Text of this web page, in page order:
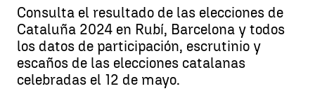
Consulta el resultado de las elecciones de
Cataluña 2024 en Rubí, Barcelona y todos
los datos de participación, escrutinio y
escaños de las elecciones catalanas
celebradas el 12 de mayo.